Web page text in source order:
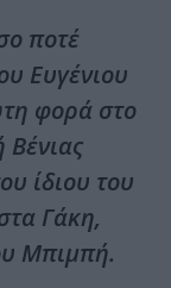
ποτέ
Ευγένιου
φορά στο
ίδιου του
Γάκη,
Μπιμπή.